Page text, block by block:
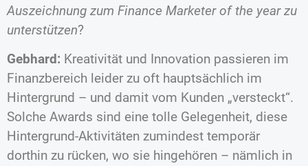
Auszeichnung zum Finance Marketer of the year zu
unterstützen?
Gebhard: Kreativität und Innovation passieren im
Finanzbereich leider zu oft hauptsächlich im
Hintergrund – und damit vom Kunden „versteckt“.
Solche Awards sind eine tolle Gelegenheit, diese
Hintergrund-Aktivitäten zumindest temporär
dorthin zu rücken, wo sie hingehören – nämlich in